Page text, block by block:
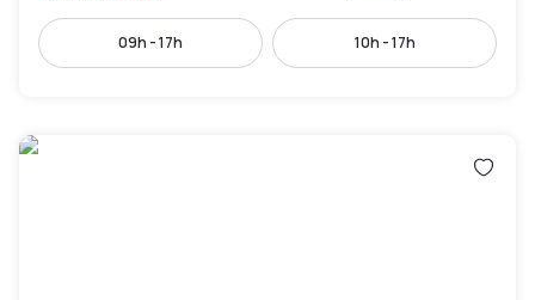
09h - 17h 10h - 17h